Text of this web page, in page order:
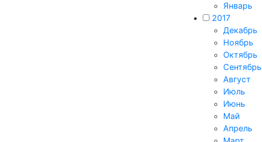
Январь
2017
Декабрь
Ноябрь
Октябрь
Сентябрь
Август
Июль
Июнь
Май
Апрель